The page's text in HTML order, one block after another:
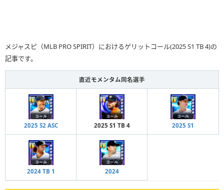
メジャスピ（MLB PRO SPIRIT）におけるゲリットコール(2025 S1 TB 4)の
記事です。
直近モメンタム同名選手
2025 S2 ASC 2025 S1 TB 4 2025 S1
2024 TB 1 2024